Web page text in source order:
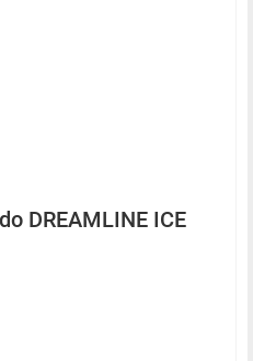
DREAMLINE ICE